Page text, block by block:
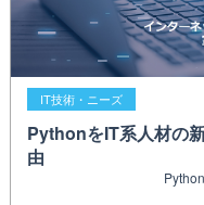
IT技術・ニーズ
PythonをIT系人材の
由